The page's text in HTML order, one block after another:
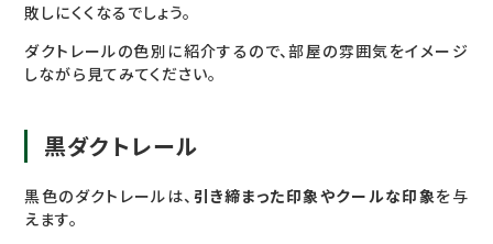
敗しにくくなるでしょう。
ダクトレールの色別に紹介するので、部屋の雰囲気をイメージ
しながら見てみてください。
黒ダクトレール
黒色のダクトレールは、 引き締まった印象やクールな印象を与
えます。